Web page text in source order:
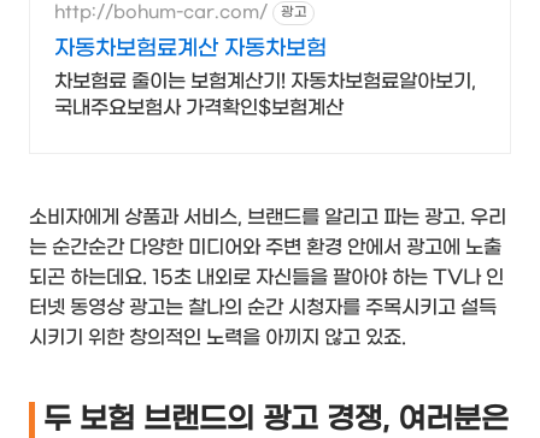
http://bohum-car.com/ 광고
자동차보험료계산 자동차보험
차보험료 줄이는 보험계산기! 자동차보험료알아보기,
국내주요보험사 가격확인$보험계산
소비자에게 상품과 서비스, 브랜드를 알리고 파는 광고. 우리
는 순간순간 다양한 미디어와 주변 환경 안에서 광고에 노출
되곤 하는데요. 15초 내외로 자신들을 팔아야 하는 TV나 인
터넷 동영상 광고는 찰나의 순간 시청자를 주목시키고 설득
시키기 위한 창의적인 노력을 아끼지 않고 있죠.
두 보험 브랜드의 광고 경쟁, 여러분은